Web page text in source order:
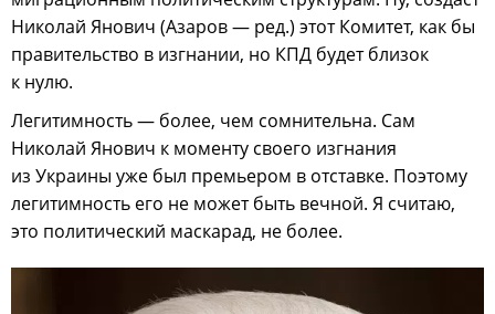
Николай Янович (Азаров — ред.) этот Комитет, как бы
правительство в изгнании, но КПД будет близок
к нулю.
Легитимность — более, чем сомнительна. Сам
Николай Янович к моменту своего изгнания
из Украины уже был премьером в отставке. Поэтому
легитимность его не может быть вечной. Я считаю,
это политический маскарад, не более.